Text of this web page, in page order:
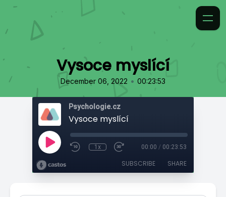
Vysoce myslící
December 06, 2022 • 00:23:53
Psychologie.cz
Vysoce myslící
1x 00:00 / 00:23:53
SUBSCRIBE SHARE